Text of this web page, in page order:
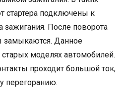
стартера подключены к
зажигания. После поворота
замыкаются. Данное
моделях автомобилей.
проходит большой ток,
перегоранию.